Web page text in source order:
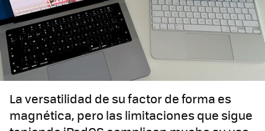
La versatilidad de su factor de forma es
magnética, pero las limitaciones que sigue